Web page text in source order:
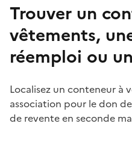
Trouver un
vêtements,
réemploi ou
Localisez un conteneur à
association pour le don
de revente en seconde